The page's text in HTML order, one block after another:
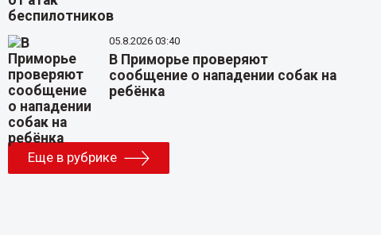
05.8.2026 03:40
В Приморье проверяют
сообщение о нападении собак на
ребёнка
Еще в рубрике